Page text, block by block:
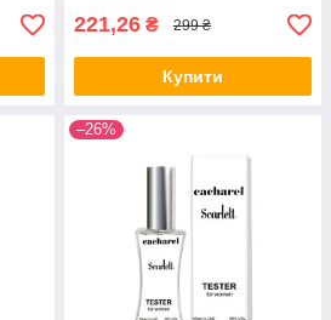
221,26 ₴ 299 ₴
Купити
–26%